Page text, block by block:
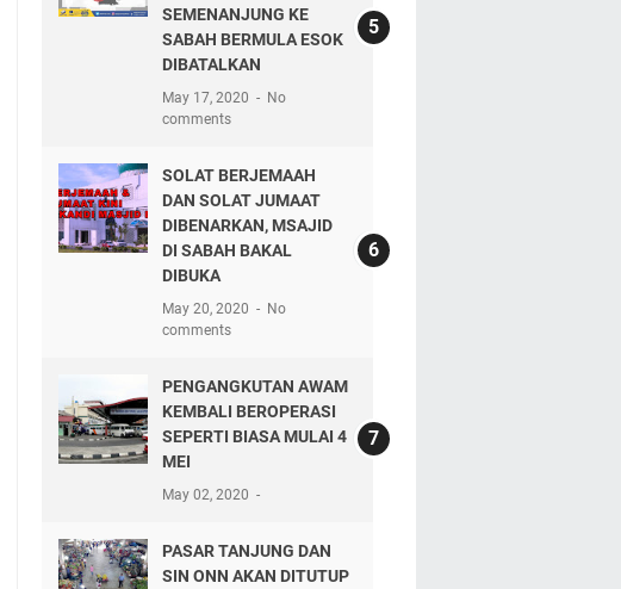
SEMENANJUNG KE
SABAH BERMULA ESOK
DIBATALKAN
May 17, 2020
No
comments
SOLAT BERJEMAAH
DAN SOLAT JUMAAT
DIBENARKAN, MSAJID
DI SABAH BAKAL
DIBUKA
May 20, 2020
No
comments
PENGANGKUTAN AWAM
KEMBALI BEROPERASI
SEPERTI BIASA MULAI 4
MEI
May 02, 2020
PASAR TANJUNG DAN
SIN ONN AKAN DITUTUP